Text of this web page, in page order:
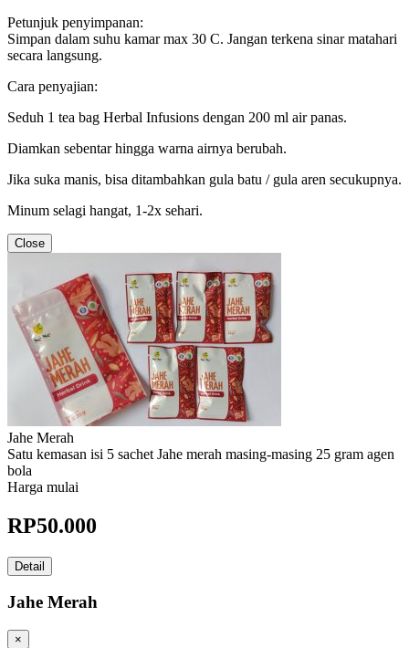
Petunjuk penyimpanan:
Simpan dalam suhu kamar max 30 C. Jangan terkena sinar matahari
secara langsung.
Cara penyajian:
Seduh 1 tea bag Herbal Infusions dengan 200 ml air panas.
Diamkan sebentar hingga warna airnya berubah.
Jika suka manis, bisa ditambahkan gula batu / gula aren secukupnya.
Minum selagi hangat, 1-2x sehari.
Close
Jahe Merah
Satu kemasan isi 5 sachet Jahe merah masing-masing 25 gram agen
bola
Harga mulai
RP50.000
Detail
Jahe Merah
×